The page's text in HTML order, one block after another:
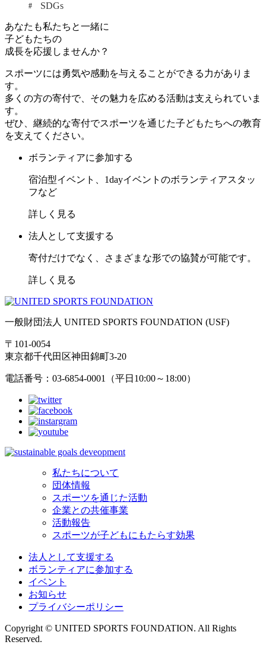
SDGs
あなたも私たちと一緒に
子どもたちの
成長を応援しませんか？
スポーツには勇気や感動を与えることができる力がありま
す。
多くの方の寄付で、その魅力を広める活動は支えられていま
す。
ぜひ、継続的な寄付でスポーツを通じた子どもたちへの教育
を支えてください。
ボランティアに参加する
宿泊型イベント、1dayイベントのボランティアスタッ
フなど
詳しく見る
法人として支援する
寄付だけでなく、さまざまな形での協賛が可能です。
詳しく見る
一般財団法人 UNITED SPORTS FOUNDATION (USF)
〒101-0054
東京都千代田区神田錦町3-20
電話番号：03-6854-0001（平日10:00～18:00）
私たちについて
団体情報
スポーツを通じた活動
企業との共催事業
活動報告
スポーツが子どもにもたらす効果
法人として支援する
ボランティアに参加する
イベント
お知らせ
プライバシーポリシー
Copyright © UNITED SPORTS FOUNDATION. All Rights
Reserved.